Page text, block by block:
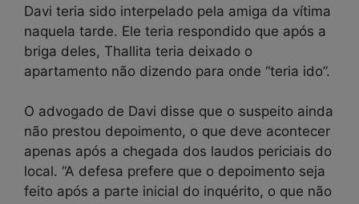
Davi teria sido interpelado pela amiga da vítima
naquela tarde. Ele teria respondido que após a
briga deles, Thallita teria deixado o
apartamento não dizendo para onde “teria ido”.
O advogado de Davi disse que o suspeito ainda
não prestou depoimento, o que deve acontecer
apenas após a chegada dos laudos periciais do
local. “A defesa prefere que o depoimento seja
feito após a parte inicial do inquérito, o que não